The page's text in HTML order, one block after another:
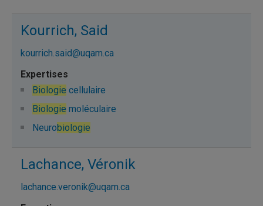
Kourrich, Said
kourrich.said@uqam.ca
Biologie cellulaire
Biologie moléculaire
Neurobiologie
Lachance, Véronik
lachance.veronik@uqam.ca